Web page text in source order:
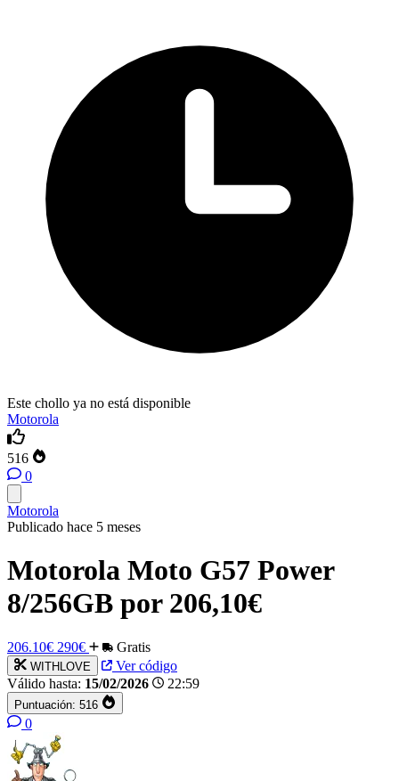
Este chollo ya no está disponible
Motorola
516
0
Motorola
Publicado hace 5 meses
Motorola Moto G57 Power
8/256GB por 206,10€
206.10€ 290€ Gratis
WITHLOVE
Ver código
Válido hasta: 15/02/2026 22:59
Puntuación: 516
0